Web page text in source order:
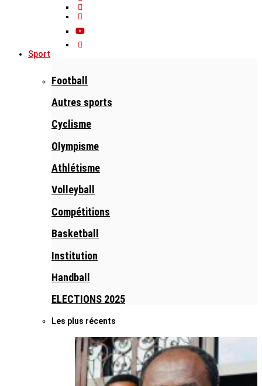
Sport
Football
Autres sports
Cyclisme
Olympisme
Athlétisme
Volleyball
Compétitions
Basketball
Institution
Handball
ELECTIONS 2025
Les plus récents